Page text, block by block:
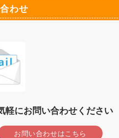
わせ
軽にお問い合わせください
お問い合わせはこちら